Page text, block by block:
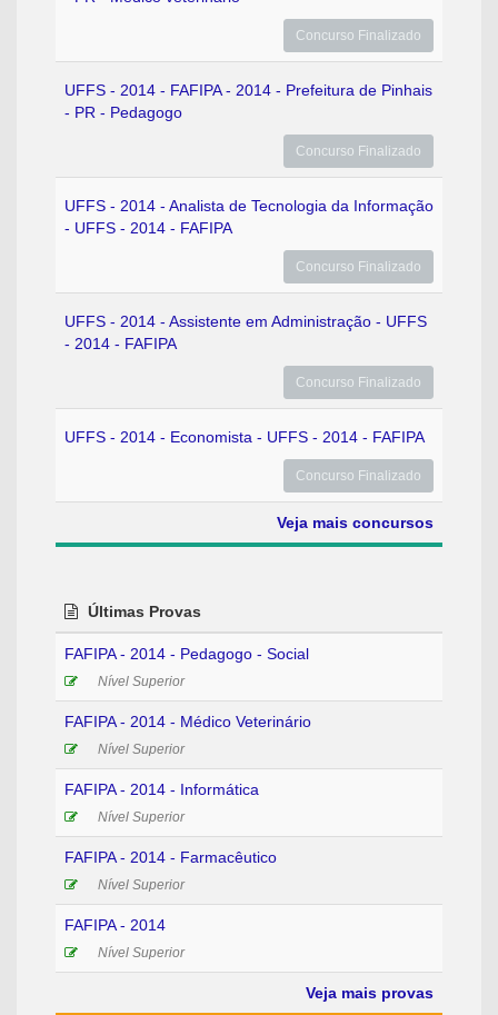
Concurso Finalizado
UFFS - 2014 - FAFIPA - 2014 - Prefeitura de Pinhais
- PR - Pedagogo
Concurso Finalizado
UFFS - 2014 - Analista de Tecnologia da Informação
- UFFS - 2014 - FAFIPA
Concurso Finalizado
UFFS - 2014 - Assistente em Administração - UFFS
- 2014 - FAFIPA
Concurso Finalizado
UFFS - 2014 - Economista - UFFS - 2014 - FAFIPA
Concurso Finalizado
Veja mais concursos
Últimas Provas
FAFIPA - 2014 - Pedagogo - Social
Nível Superior
FAFIPA - 2014 - Médico Veterinário
Nível Superior
FAFIPA - 2014 - Informática
Nível Superior
FAFIPA - 2014 - Farmacêutico
Nível Superior
FAFIPA - 2014
Nível Superior
Veja mais provas